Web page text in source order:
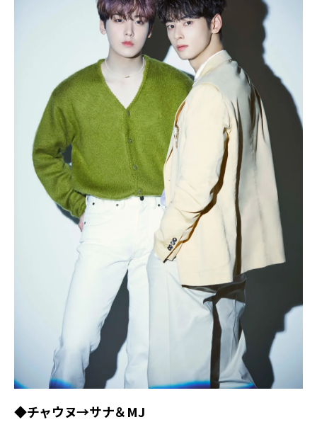
◆チャウヌ→サナ＆MJ